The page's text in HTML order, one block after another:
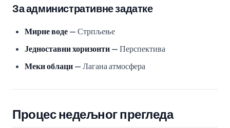
За административне задатке
Мирне воде — Стрпљење
Једноставни хоризонти — Перспектива
Меки облаци — Лагана атмосфера
Процес недељног прегледа